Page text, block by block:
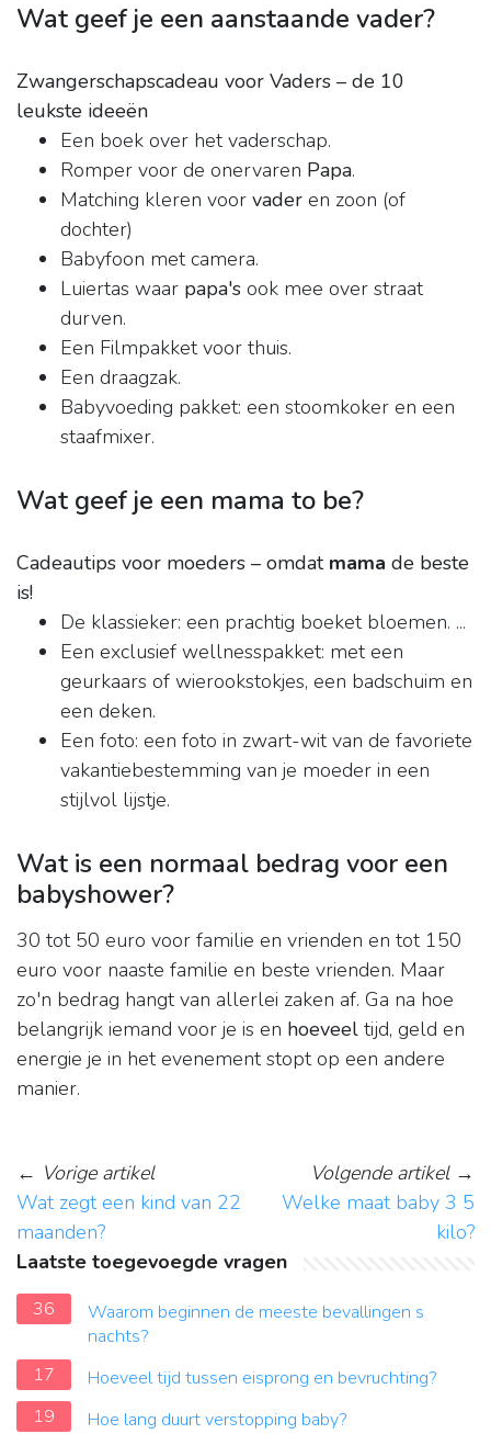
Wat geef je een aanstaande vader?
Zwangerschapscadeau voor Vaders – de 10
leukste ideeën
Een boek over het vaderschap.
Romper voor de onervaren Papa.
Matching kleren voor vader en zoon (of
dochter)
Babyfoon met camera.
Luiertas waar papa's ook mee over straat
durven.
Een Filmpakket voor thuis.
Een draagzak.
Babyvoeding pakket: een stoomkoker en een
staafmixer.
Wat geef je een mama to be?
Cadeautips voor moeders – omdat mama de beste
is!
De klassieker: een prachtig boeket bloemen. ...
Een exclusief wellnesspakket: met een
geurkaars of wierookstokjes, een badschuim en
een deken.
Een foto: een foto in zwart-wit van de favoriete
vakantiebestemming van je moeder in een
stijlvol lijstje.
Wat is een normaal bedrag voor een
babyshower?
30 tot 50 euro voor familie en vrienden en tot 150
euro voor naaste familie en beste vrienden. Maar
zo'n bedrag hangt van allerlei zaken af. Ga na hoe
belangrijk iemand voor je is en hoeveel tijd, geld en
energie je in het evenement stopt op een andere
manier.
← Vorige artikel
Wat zegt een kind van 22
maanden?
Volgende artikel→
Welke maat baby 3 5
kilo?
Laatste toegevoegde vragen
36
Waarom beginnen de meeste bevallingen s
nachts?
17
Hoeveel tijd tussen eisprong en bevruchting?
19
Hoe lang duurt verstopping baby?